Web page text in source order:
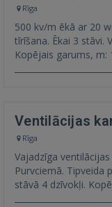
Rīga
500 kv/m ēkā ar 20
tīrīšana. Ēkai 3 stāvi.
Kopējais garums, m:
Ventilācijas
Rīga
Vajadzīga
Purvciemā. Tipveida
stāvā 4 dzīvokļi.